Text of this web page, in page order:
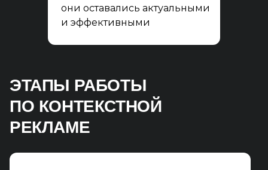
они оставались актуальными
и эффективными
ЭТАПЫ РАБОТЫ
ПО КОНТЕКСТНОЙ
РЕКЛАМЕ